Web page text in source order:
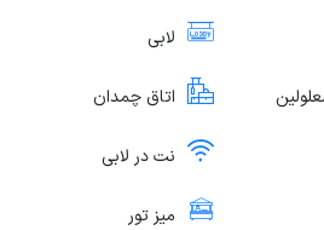
لابی
اتاق چمدان
نت در لابی
میز تور